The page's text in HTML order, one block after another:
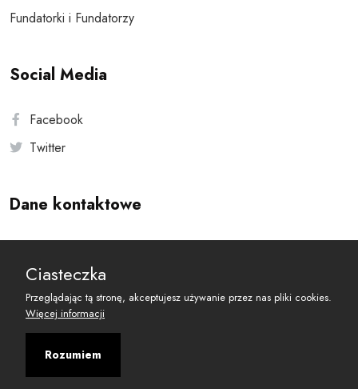
Fundatorki i Fundatorzy
Social Media
Facebook
Twitter
Dane kontaktowe
reset@resetobywatelski.pl
Ciasteczka
Przeglądając tą stronę, akceptujesz używanie przez nas pliki cookies.
Więcej informacji
Rozumiem